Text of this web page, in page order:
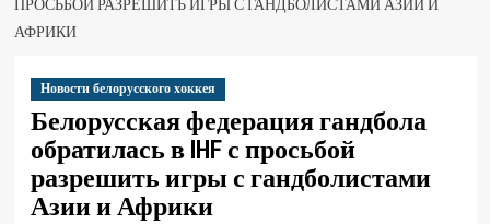
ПРОСЬБОЙ РАЗРЕШИТЬ ИГРЫ С ГАНДБОЛИСТАМИ АЗИИ И
АФРИКИ
Новости белорусского хоккея
Белорусская федерация гандбола
обратилась в IHF с просьбой
разрешить игры с гандболистами
Азии и Африки